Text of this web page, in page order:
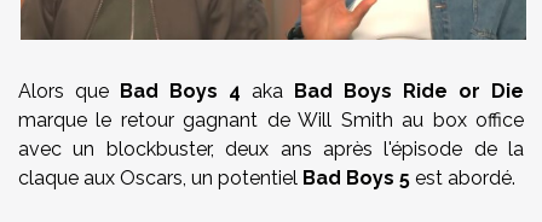
Alors que Bad Boys 4 aka Bad Boys Ride or Die
marque le retour gagnant de Will Smith au box office
avec un blockbuster, deux ans après l'épisode de la
claque aux Oscars, un potentiel Bad Boys 5 est abordé.